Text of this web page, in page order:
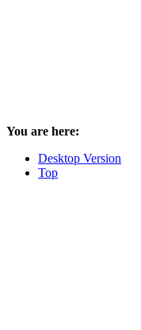
You are here:
Desktop Version
Top